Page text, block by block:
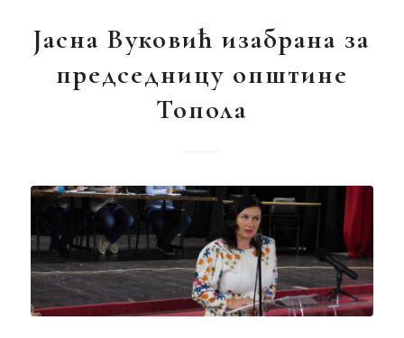
Јасна Вуковић изабрана за
председницу општине
Топола